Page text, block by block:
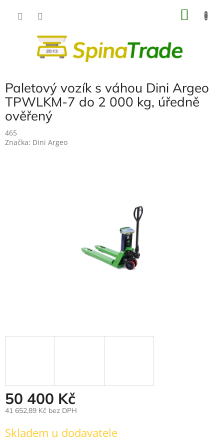
Paletový vozík s váhou Dini Argeo
TPWLKM-7 do 2 000 kg, úředně
ověřený
465
Značka: Dini Argeo
50 400 Kč
41 652,89 Kč bez DPH
cena:
Skladem u dodavatele